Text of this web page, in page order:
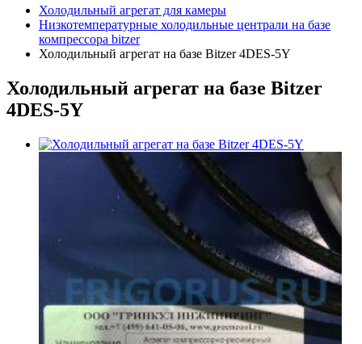
Холодильный агрегат для камеры
Низкотемпературные холодильные централи на базе
компрессора bitzer
Холодильный агрегат на базе Bitzer 4DES-5Y
Холодильный агрегат на базе Bitzer
4DES-5Y